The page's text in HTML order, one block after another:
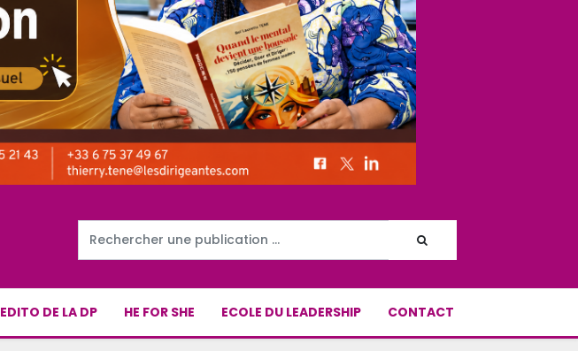
EDITO DE LA DP HE FOR SHE ECOLE DU LEADERSHIP CONTACT